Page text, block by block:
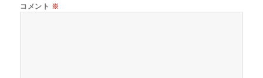
コメント ※